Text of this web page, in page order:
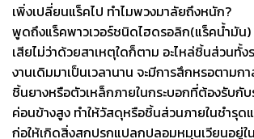
เพิ่งเปลี่ยนแร็คไป ทำไมพวงมาลัยถึงหนัก?
พูดถึงแร็คพาวเวอร์ชนิดไฮดรอลิก(แร็คน้ำมัน)
เสียไม่ว่าด้วยสาเหตุใดก็ตาม อะไหล่ชิ้นส่วนทั้ง
งานเดิมมาเป็นเวลานาน จะมีการสึกหรอตามกา
ชิ้นยางหรือตัวเหล็กภายในกระบอกที่ต้องรับกั
ค่อนข้างสูง ทำให้วัสดุหรือชิ้นส่วนภายในชำรุด
ก่อให้เกิดสิ่งสกปรกแปลกปลอมหมุนเวียนอยู่ใ